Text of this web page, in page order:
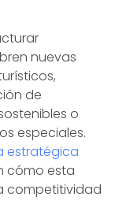
nuevas
de
o
especiales.
estratégica
cómo esta
competitividad